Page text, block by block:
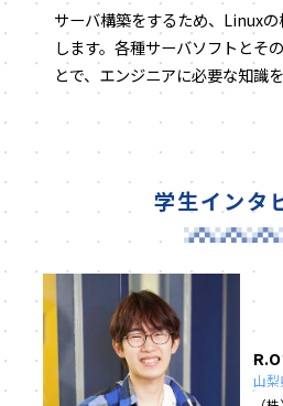
サーバ構築をするため、Linux
します。各種サーバソフトとそ
とで、エンジニアに必要な知識
学生インタ
山梨